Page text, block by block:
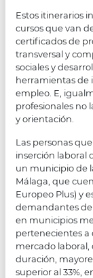
Estos itinerarios
cursos que van
certificados de
transversal y
sociales y
herramientas de
empleo. E,
profesionales no
y orientación.
Las personas
inserción laboral
un municipio de
Málaga, que
Europeo Plus) y
demandantes
en municipios
pertenecientes a
mercado laboral,
duración,
superior al 33%,